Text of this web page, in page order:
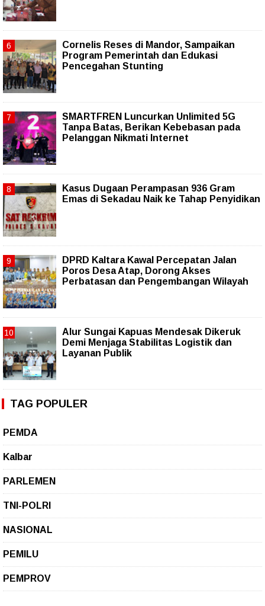
Cornelis Reses di Mandor, Sampaikan
Program Pemerintah dan Edukasi
Pencegahan Stunting
SMARTFREN Luncurkan Unlimited 5G
Tanpa Batas, Berikan Kebebasan pada
Pelanggan Nikmati Internet
Kasus Dugaan Perampasan 936 Gram
Emas di Sekadau Naik ke Tahap Penyidikan
DPRD Kaltara Kawal Percepatan Jalan
Poros Desa Atap, Dorong Akses
Perbatasan dan Pengembangan Wilayah
Alur Sungai Kapuas Mendesak Dikeruk
Demi Menjaga Stabilitas Logistik dan
Layanan Publik
TAG POPULER
PEMDA
Kalbar
PARLEMEN
TNI-POLRI
NASIONAL
PEMILU
PEMPROV